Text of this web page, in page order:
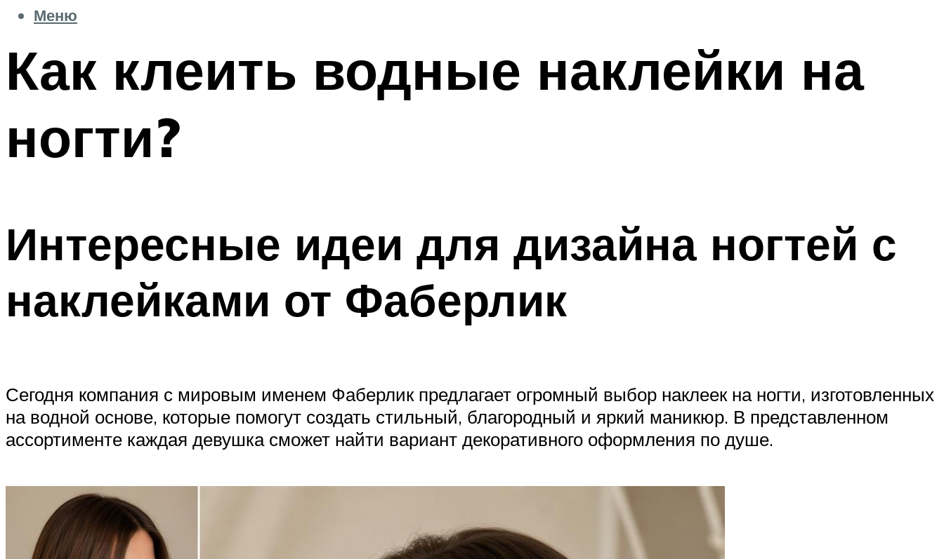
Меню
Как клеить водные наклейки на
ногти?
Интересные идеи для дизайна ногтей с
наклейками от Фаберлик
Сегодня компания с мировым именем Фаберлик предлагает огромный выбор наклеек на ногти, изготовленных
на водной основе, которые помогут создать стильный, благородный и яркий маникюр. В представленном
ассортименте каждая девушка сможет найти вариант декоративного оформления по душе.